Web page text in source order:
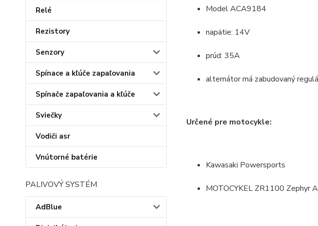
Relé
Rezistory
Senzory
Spínace a kľúče zapaľovania
Spínače zapaľovania a kľúče
Sviečky
Vodiči asr
Vnútorné batérie
PALIVOVÝ SYSTÉM
AdBlue
Model ACA9184
napätie: 14V
prúd: 35A
alternátor má zabudovaný
Určené pre motocykle:
Kawasaki Powersports
MOTOCYKEL ZR1100 Zephyr